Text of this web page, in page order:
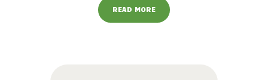
READ MORE